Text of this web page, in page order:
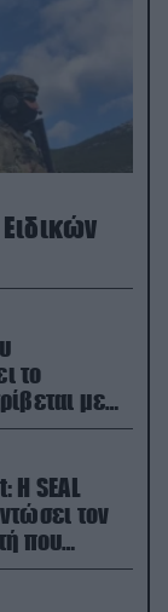
το
με
Η SEAL
τον
που
F-15